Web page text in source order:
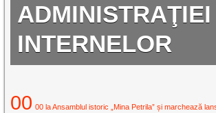
ADMINISTRAŢIEI
INTERNELOR
00 00 la Ansamblul istoric „Mina Petrila” și marchează